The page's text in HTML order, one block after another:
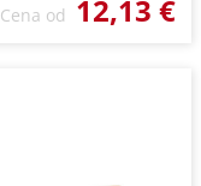
Cena od 12,13 €